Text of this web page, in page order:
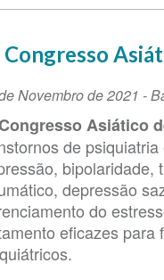
Congresso
Novembro de 2021 -
Asiático
de
bipolaridade,
depressão
do
eficazes para